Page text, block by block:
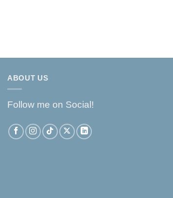
ABOUT US
Follow me on Social!